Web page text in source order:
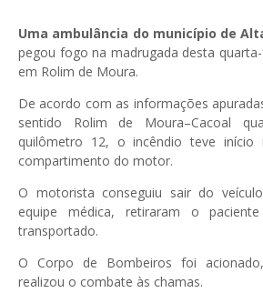
Uma ambulância do município de
pegou fogo na madrugada desta
em Rolim de Moura.
De acordo com as informações
sentido Rolim de Moura–Cacoal
quilômetro 12, o incêndio teve
compartimento do motor.
O motorista conseguiu sair do
equipe médica, retiraram o
transportado.
O Corpo de Bombeiros foi
realizou o combate às chamas.